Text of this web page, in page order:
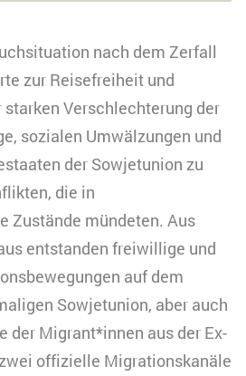
nach dem Zerfall
zur Reisefreiheit und
Verschlechterung der
sozialen Umwälzungen und
der Sowjetunion zu
die in
Zustände mündeten. Aus
entstanden freiwillige und
auf dem
Sowjetunion, aber auch
der Migrant*innen aus der Ex-
offizielle Migrationskanäle